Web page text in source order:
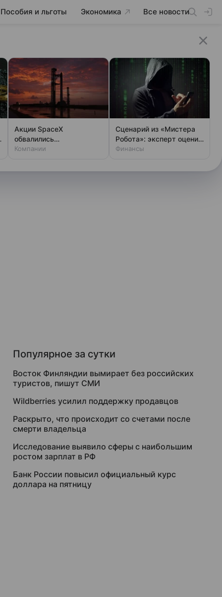
Пособия и льготы Экономика Все новости
Популярное за сутки
Восток Финляндии вымирает без российских
туристов, пишут СМИ
Wildberries усилил поддержку продавцов
Раскрыто, что происходит со счетами после
смерти владельца
Исследование выявило сферы с наибольшим
ростом зарплат в РФ
Банк России повысил официальный курс
доллара на пятницу
Акции SpaceX
обвалились
одновременно с аварией
Компании
Сценарий из «Мистера
Робота»: эксперт оценил
шансы хакеров
Финансы